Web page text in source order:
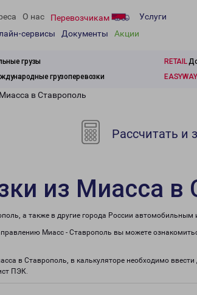
О нас Перевозчикам
Услуги
сервисы
Документы Акции
грузы RETAIL
грузоперевозки EASYWAY
в Ставрополь
Рассчитать и
из Миасса в
а также в другие города России автомобильным
Миасс - Ставрополь вы можете
в Ставрополь, в калькуляторе необходимо
ПЭК.